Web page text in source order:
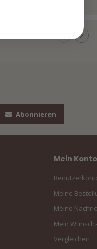
Abonnieren
Mein Konto
Meine
Meine
Mein
Vergleichen